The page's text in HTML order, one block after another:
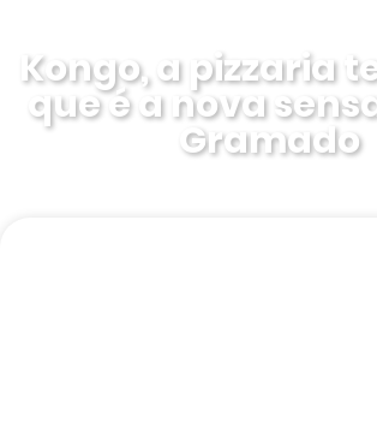
Kongo, a pizzaria
que é a nova
Gramado